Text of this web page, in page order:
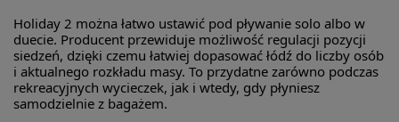
Holiday 2 można łatwo ustawić pod pływanie solo albo w
duecie. Producent przewiduje możliwość regulacji pozycji
siedzeń, dzięki czemu łatwiej dopasować łódź do liczby osób
i aktualnego rozkładu masy. To przydatne zarówno podczas
rekreacyjnych wycieczek, jak i wtedy, gdy płyniesz
samodzielnie z bagażem.